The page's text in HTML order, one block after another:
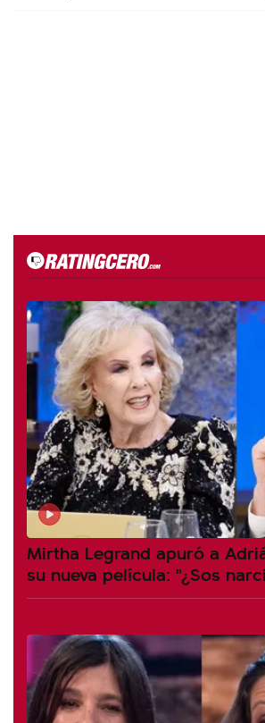
Mirtha Legrand apuró a
su nueva película: "¿Sos